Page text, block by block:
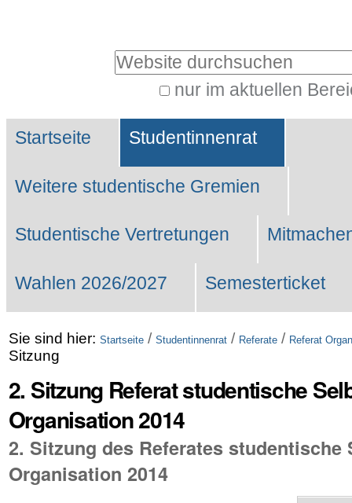
Website durchsuchen
nur im aktuellen
Suche…
Sektionen
Startseite Studentinnenrat
Weitere studentische Gremien
Studentische Vertretungen
Wahlen 2026/2027 Semesterticket
Sie sind hier: Startseite / Studentinnenrat / Referate / Referat
Sitzung
2. Sitzung Referat studentische
Organisation 2014
2. Sitzung des Referates
Organisation 2014